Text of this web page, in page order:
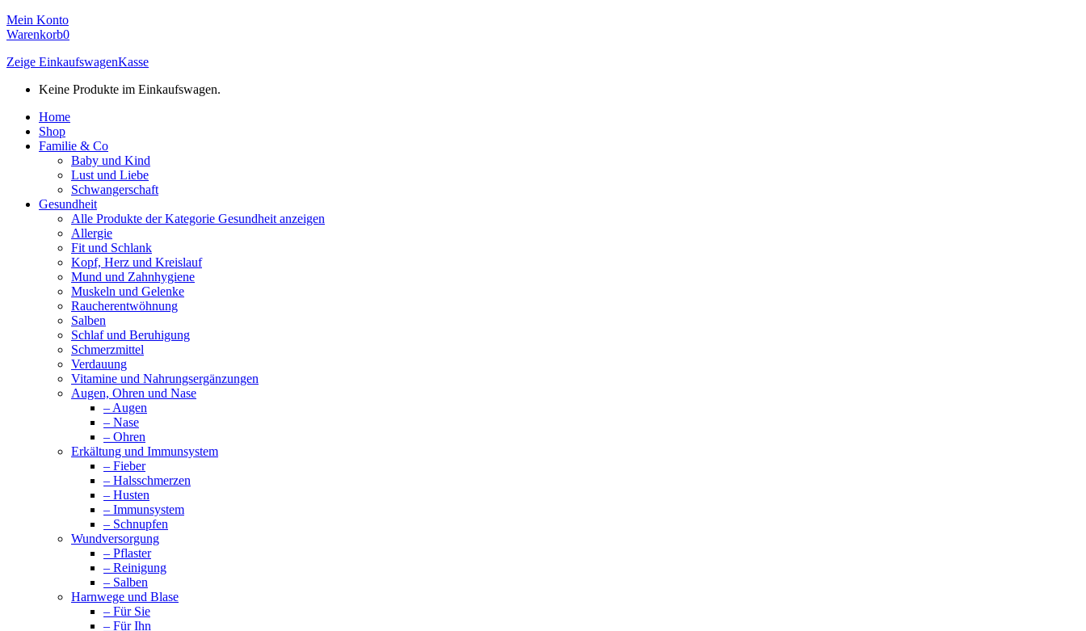
Mein Konto
Warenkorb0
Zeige EinkaufswagenKasse
Keine Produkte im Einkaufswagen.
Home
Shop
Familie & Co
Baby und Kind
Lust und Liebe
Schwangerschaft
Gesundheit
Alle Produkte der Kategorie Gesundheit anzeigen
Allergie
Fit und Schlank
Kopf, Herz und Kreislauf
Mund und Zahnhygiene
Muskeln und Gelenke
Raucherentwöhnung
Salben
Schlaf und Beruhigung
Schmerzmittel
Verdauung
Vitamine und Nahrungsergänzungen
Augen, Ohren und Nase
– Augen
– Nase
– Ohren
Erkältung und Immunsystem
– Fieber
– Halsschmerzen
– Husten
– Immunsystem
– Schnupfen
Wundversorgung
– Pflaster
– Reinigung
– Salben
Harnwege und Blase
– Für Sie
– Für Ihn